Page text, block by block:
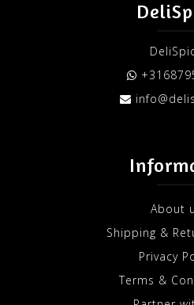
About
Shipping &
Privacy
Terms &